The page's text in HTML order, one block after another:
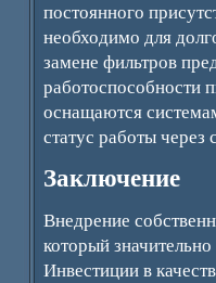
постоянного
необходимо для
замене фильтров
работоспособности
оснащаются
статус работы
Заключение
Внедрение
который
Инвестиции в